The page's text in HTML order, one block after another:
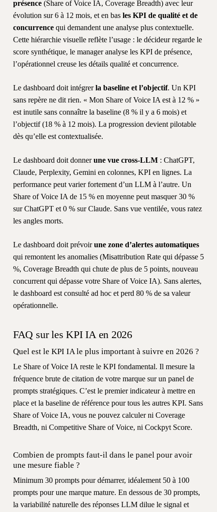
présence(Share of Voice IA, Coverage Breadth) avec leur
évolution sur 6 à 12 mois, et en bas les KPI de qualité et de
concurrencequi demandent une analyse plus contextuelle.
Cette hiérarchie visuelle reflète l’usage : le décideur regarde le
score synthétique, le manager analyse les KPI de présence,
l’opérationnel creuse les détails qualité et concurrence.
Le dashboard doit intégrerla baseline et l’objectif. Un KPI
sans repère ne dit rien. « Mon Share of Voice IA est à 12 % »
est inutile sans connaître la baseline (8 % il y a 6 mois) et
l’objectif (18 % à 12 mois). La progression devient pilotable
dès qu’elle est contextualisée.
Le dashboard doit donnerune vue cross-LLM: ChatGPT,
Claude, Perplexity, Gemini en colonnes, KPI en lignes. La
performance peut varier fortement d’un LLM à l’autre. Un
Share of Voice IA de 15 % en moyenne peut masquer 30 %
sur ChatGPT et 0 % sur Claude. Sans vue ventilée, vous ratez
les angles morts.
Le dashboard doit prévoirune zone d’alertes automatiques
qui remontent les anomalies (Misattribution Rate qui dépasse 5
%, Coverage Breadth qui chute de plus de 5 points, nouveau
concurrent qui dépasse votre Share of Voice IA). Sans alertes,
le dashboard est consulté ad hoc et perd 80 % de sa valeur
opérationnelle.
FAQ sur les KPI IA en 2026
Quel est le KPI IA le plus important à suivre en 2026 ?
Le Share of Voice IA reste le KPI fondamental. Il mesure la
fréquence brute de citation de votre marque sur un panel de
prompts stratégiques. C’est le premier indicateur à mettre en
place et la baseline de référence pour tous les autres KPI. Sans
Share of Voice IA, vous ne pouvez calculer ni Coverage
Breadth, ni Competitive Share of Voice, ni Cockpyt Score.
Combien de prompts faut-il dans le panel pour avoir
une mesure fiable ?
Minimum 30 prompts pour démarrer, idéalement 50 à 100
prompts pour une marque mature. En dessous de 30 prompts,
la variabilité naturelle des réponses LLM dilue le signal et